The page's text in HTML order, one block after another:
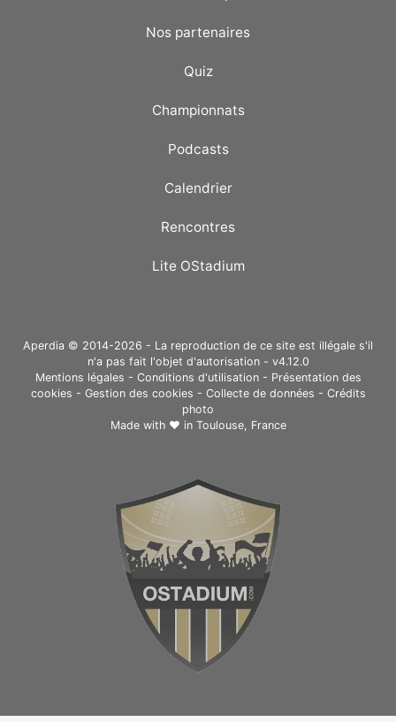
Nos partenaires
Quiz
Championnats
Podcasts
Calendrier
Rencontres
Lite OStadium
Aperdia © 2014-2026 - La reproduction de ce site est illégale s'il
n'a pas fait l'objet d'autorisation - v4.12.0
Mentions légales - Conditions d'utilisation- Présentation des
cookies - Gestion des cookies - Collecte de données - Crédits
photo
Made with ❤ in Toulouse, France